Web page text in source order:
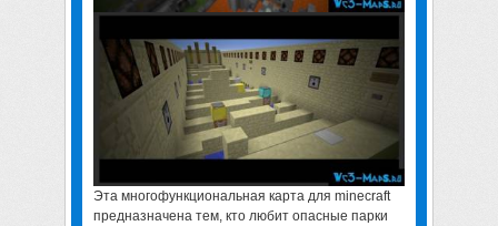
Эта многофункциональная карта для minecraft
предназначена тем, кто любит опасные парки